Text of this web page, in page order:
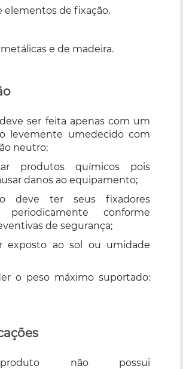
elementos de fixação.
e de madeira.
ser feita apenas com um
levemente umedecido com
neutro;
produtos químicos pois
danos ao equipamento;
deve ter seus fixadores
periodicamente conforme
de segurança;
exposto ao sol ou umidade
o peso máximo suportado:
não possui